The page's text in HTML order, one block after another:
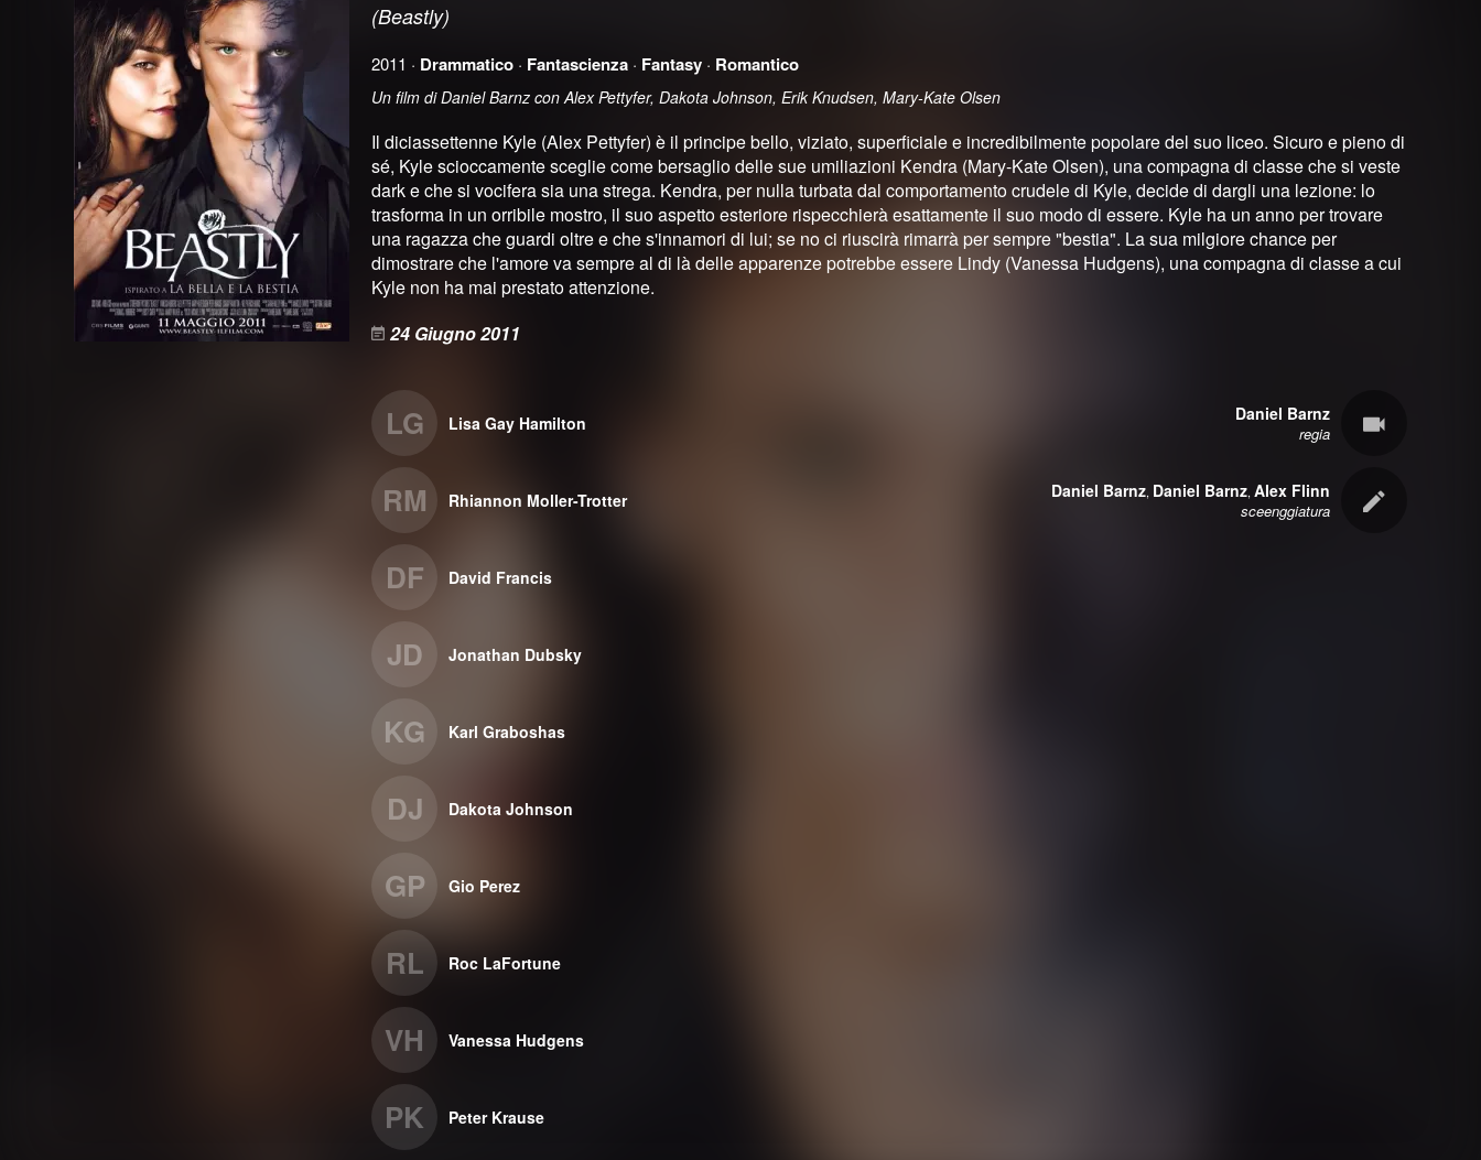
(Beastly)
2011 · Drammatico · Fantascienza · Fantasy · Romantico
Un film di Daniel Barnz con Alex Pettyfer, Dakota Johnson, Erik Knudsen, Mary-Kate Olsen
Il diciassettenne Kyle (Alex Pettyfer) è il principe bello, viziato, superficiale e incredibilmente popolare del suo liceo. Sicuro e pieno di
sé, Kyle scioccamente sceglie come bersaglio delle sue umiliazioni Kendra (Mary-Kate Olsen), una compagna di classe che si veste
dark e che si vocifera sia una strega. Kendra, per nulla turbata dal comportamento crudele di Kyle, decide di dargli una lezione: lo
trasforma in un orribile mostro, il suo aspetto esteriore rispecchierà esattamente il suo modo di essere. Kyle ha un anno per trovare
una ragazza che guardi oltre e che s'innamori di lui; se no ci riuscirà rimarrà per sempre "bestia". La sua milgiore chance per
dimostrare che l'amore va sempre al di là delle apparenze potrebbe essere Lindy (Vanessa Hudgens), una compagna di classe a cui
Kyle non ha mai prestato attenzione.
24 Giugno 2011
LG Lisa Gay Hamilton
RM Rhiannon Moller-Trotter
DF David Francis
JD Jonathan Dubsky
KG Karl Graboshas
DJ Dakota Johnson
GP Gio Perez
RL Roc LaFortune
VH Vanessa Hudgens
PK Peter Krause
Daniel Barnz
regia
Daniel Barnz, Daniel Barnz, Alex Flinn
sceenggiatura